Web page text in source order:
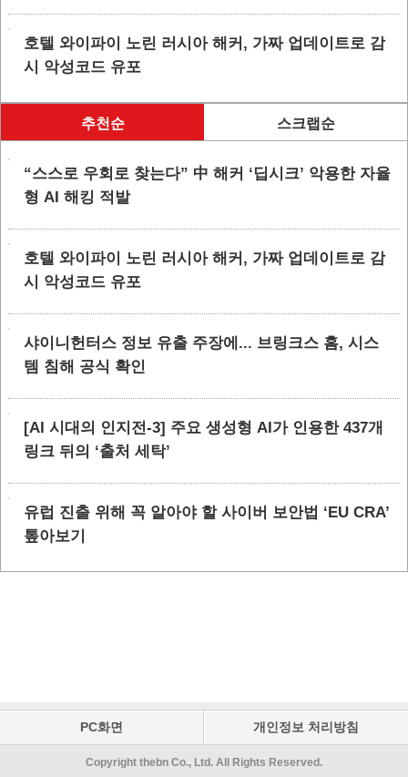
호텔 와이파이 노린 러시아 해커, 가짜 업데이트로 감
시 악성코드 유포
추천순 스크랩순
“스스로 우회로 찾는다” 中 해커 ‘딥시크’ 악용한 자율
형 AI 해킹 적발
호텔 와이파이 노린 러시아 해커, 가짜 업데이트로 감
시 악성코드 유포
샤이니헌터스 정보 유출 주장에... 브링크스 홈, 시스
템 침해 공식 확인
[AI 시대의 인지전-3] 주요 생성형 AI가 인용한 437개
링크 뒤의 ‘출처 세탁’
유럽 진출 위해 꼭 알아야 할 사이버 보안법 ‘EU CRA’
톺아보기
PC화면 개인정보 처리방침
Copyright thebn Co., Ltd. All Rights Reserved.